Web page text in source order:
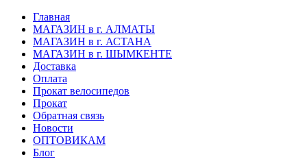
Главная
МАГАЗИН в г. АЛМАТЫ
МАГАЗИН в г. АСТАНА
МАГАЗИН в г. ШЫМКЕНТЕ
Доставка
Оплата
Прокат велосипедов
Прокат
Обратная связь
Новости
ОПТОВИКАМ
Блог